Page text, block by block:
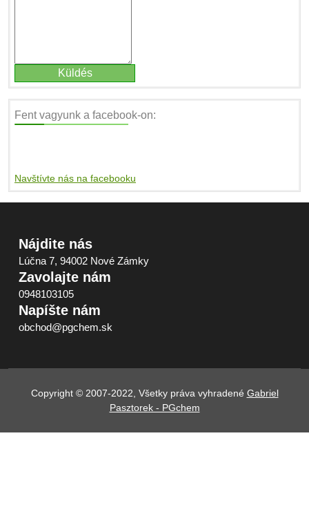
Fent vagyunk a facebook-on:
Navštívte nás na facebooku
Nájdite nás
Lúčna 7, 94002 Nové Zámky
Zavolajte nám
0948103105
Napíšte nám
obchod@pgchem.sk
Copyright © 2007-2022, Všetky práva vyhradené Gabriel
Pasztorek - PGchem